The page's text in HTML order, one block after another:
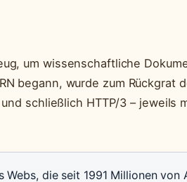
um wissenschaftliche
begann, wurde zum Rückgrat
schließlich HTTP/3 – jeweils
die seit 1991 Millionen